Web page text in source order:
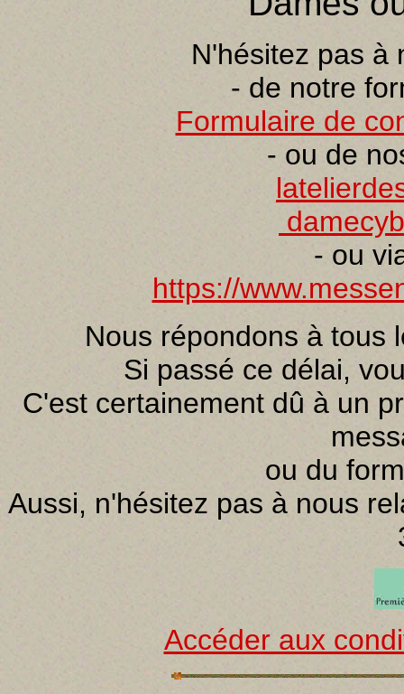
N'hésitez pas à
- de notre
Formulaire de
- ou de
- ou
https://
Nous répondons à tous
Si passé ce délai,
C'est certainement dû à un
ou du
Aussi, n'hésitez pas à nous
Accéder aux